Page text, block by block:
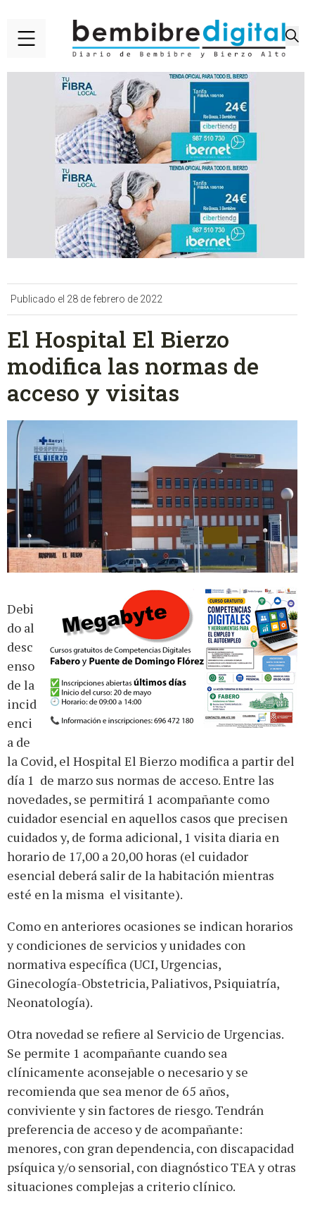
Publicado el 28 de febrero de 2022
El Hospital El Bierzo
modifica las normas de
acceso y visitas
Debi
do al
desc
enso
de la
incid
enci
a de
la Covid, el Hospital El Bierzo modifica a partir del
día 1 de marzo sus normas de acceso. Entre las
novedades, se permitirá 1 acompañante como
cuidador esencial en aquellos casos que precisen
cuidados y, de forma adicional, 1 visita diaria en
horario de 17,00 a 20,00 horas (el cuidador
esencial deberá salir de la habitación mientras
esté en la misma el visitante).
Como en anteriores ocasiones se indican horarios
y condiciones de servicios y unidades con
normativa específica (UCI, Urgencias,
Ginecología-Obstetricia, Paliativos, Psiquiatría,
Neonatología).
Otra novedad se refiere al Servicio de Urgencias.
Se permite 1 acompañante cuando sea
clínicamente aconsejable o necesario y se
recomienda que sea menor de 65 años,
conviviente y sin factores de riesgo. Tendrán
preferencia de acceso y de acompañante:
menores, con gran dependencia, con discapacidad
psíquica y/o sensorial, con diagnóstico TEA y otras
situaciones complejas a criterio clínico.